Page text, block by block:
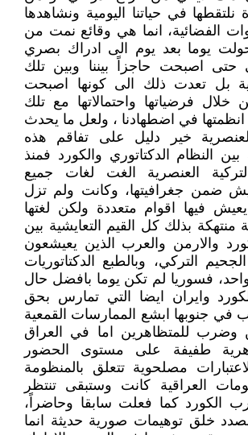
في حياتنا اليومية ونشاهدها
الفضائية، انما هي وقائع نمت من
يوما بعد يوم الى ادراك بصري
اصبحت حاجزاً بيننا وبين تلك
بل تعدت ذلك الى كونها اصبحت
خلال فرضياتها واحتمالاتها مع تلك
انظمتها في اضطهادنا ، ولعل ما يحدث
خير دليل على تفاقم هذه
بين النظام الدكتاتوري والكورد فمنذ
العنصرية الغت لغات جميع
ضمن جغرافيتها، وكانت ولم تزل
فيها اقوام متعددة ولكن لغتها
منتهكة بذلك كل القيم التعايشية بين
والارمن والعرب الذين يعيشعون
التركي، وبالطبع الدكتاتوريات
فسوريا لم تكن يوما بافضل حال
وايران ايضا التي تمارس بحق
في جنوبها ابشع الممارسات القمعية
للمتظاهرين اما في العراق
طفيفة على مستوى الحضور
مصلحوية تتعلق بالمنظومة
العراقية كانت وستبقى تنتظر
الكورد كما فعلت سابقا وحاضراً،
بصدد خلق توهيمات صورية حديثة انما